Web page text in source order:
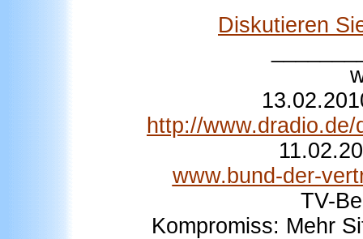
Diskutieren
http://
www.bund-der-
TV-
Kompromiss: Mehr